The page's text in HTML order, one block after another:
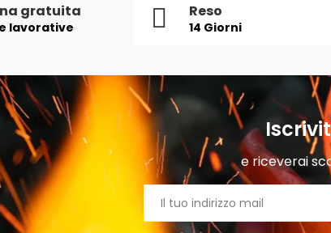
gratuita
lavorative
Reso
14 Giorni
e riceverai